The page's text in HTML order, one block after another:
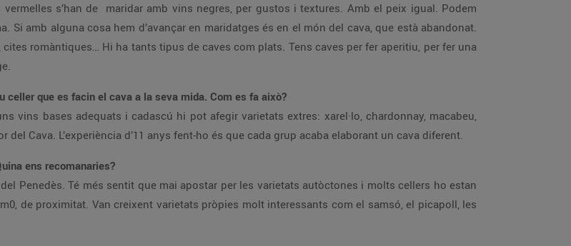
s’han de maridar amb vins negres, per gustos i textures. Amb el peix igual. Podem
Si amb alguna cosa hem d’avançar en maridatges és en el món del cava, que està abandonat.
romàntiques… Hi ha tants tipus de caves com plats. Tens caves per fer aperitiu, per fer una
que es facin el cava a la seva mida. Com es fa això?
vins bases adequats i cadascú hi pot afegir varietats extres: xarel·lo, chardonnay, macabeu,
Cava. L’experiència d’11 anys fent-ho és que cada grup acaba elaborant un cava diferent.
ens recomanaries?
Penedès. Té més sentit que mai apostar per les varietats autòctones i molts cellers ho estan
de proximitat. Van creixent varietats pròpies molt interessants com el samsó, el picapoll, les